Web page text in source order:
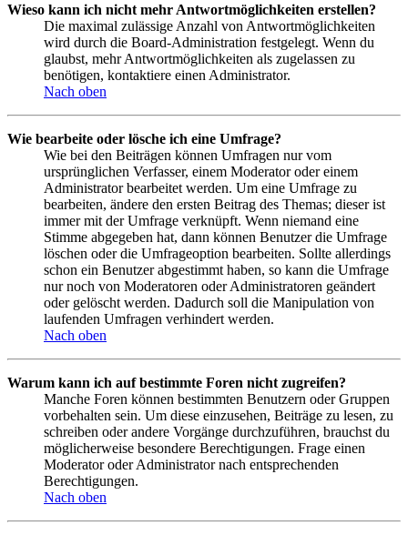
Wieso kann ich nicht mehr Antwortmöglichkeiten erstellen?
Die maximal zulässige Anzahl von Antwortmöglichkeiten
wird durch die Board-Administration festgelegt. Wenn du
glaubst, mehr Antwortmöglichkeiten als zugelassen zu
benötigen, kontaktiere einen Administrator.
Nach oben
Wie bearbeite oder lösche ich eine Umfrage?
Wie bei den Beiträgen können Umfragen nur vom
ursprünglichen Verfasser, einem Moderator oder einem
Administrator bearbeitet werden. Um eine Umfrage zu
bearbeiten, ändere den ersten Beitrag des Themas; dieser ist
immer mit der Umfrage verknüpft. Wenn niemand eine
Stimme abgegeben hat, dann können Benutzer die Umfrage
löschen oder die Umfrageoption bearbeiten. Sollte allerdings
schon ein Benutzer abgestimmt haben, so kann die Umfrage
nur noch von Moderatoren oder Administratoren geändert
oder gelöscht werden. Dadurch soll die Manipulation von
laufenden Umfragen verhindert werden.
Nach oben
Warum kann ich auf bestimmte Foren nicht zugreifen?
Manche Foren können bestimmten Benutzern oder Gruppen
vorbehalten sein. Um diese einzusehen, Beiträge zu lesen, zu
schreiben oder andere Vorgänge durchzuführen, brauchst du
möglicherweise besondere Berechtigungen. Frage einen
Moderator oder Administrator nach entsprechenden
Berechtigungen.
Nach oben